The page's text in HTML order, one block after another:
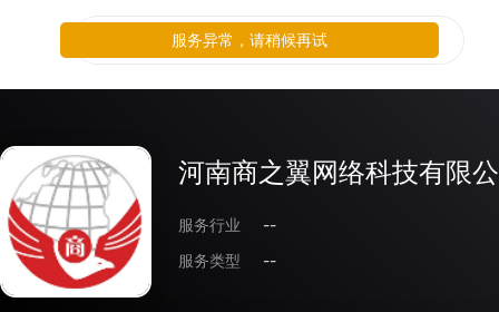
河南商之翼网络科技有限
服务行业
--
服务类型
--
服务异常，请稍候再试